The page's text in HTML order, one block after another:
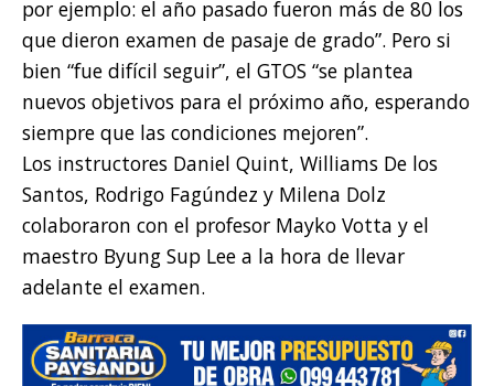
por ejemplo: el año pasado fueron más de 80 los
que dieron examen de pasaje de grado”. Pero si
bien “fue difícil seguir”, el GTOS “se plantea
nuevos objetivos para el próximo año, esperando
siempre que las condiciones mejoren”.
Los instructores Daniel Quint, Williams De los
Santos, Rodrigo Fagúndez y Milena Dolz
colaboraron con el profesor Mayko Votta y el
maestro Byung Sup Lee a la hora de llevar
adelante el examen.